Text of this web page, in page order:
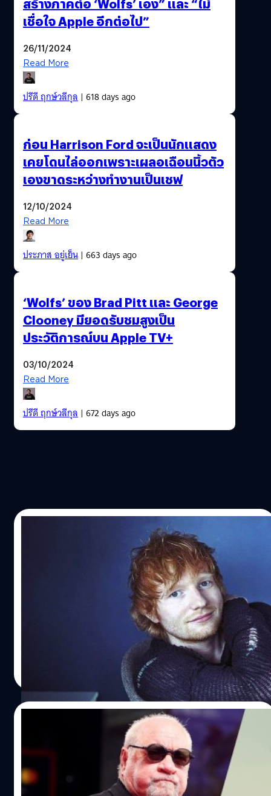
เชื่อใจ Apple อีกต่อไป”
26/11/2024
Read More
ปรีดี ฤกษ์วลีกุล| 618 days ago
ก่อน Harrison Ford จะเป็นนักแสดง
เคยโดนไล่ออกเพราะเผลอเฉือนนิ้วตัว
เองขาดระหว่างทำงานเป็นเชฟ
12/10/2024
Read More
ประภาส อยู่เย็น| 663 days ago
‘Wolfs’ ของ Brad Pitt และ George
Clooney มียอดรับชมสูงเป็น
ประวัติการณ์บน Apple TV+
03/10/2024
Read More
ปรีดี ฤกษ์วลีกุล| 672 days ago
Ed Sheeran คว้ารางวัล Emmy เป็นครั้งแรก
จากซีรีส์ ‘Ted Lasso’
เอ็ด ชีแรน นักร้องนักแต่งเพลงชาวอังกฤษเจ้าของรางวัลแกรม
มี ได้คว้ารางวัล Emmy เป็นครั้งแรก จากซีรีส์ 'Ted Lasso' ของ
| 942 days ago
มือเขียนบท ‘Taxi Driver’ มองต่าง ควรให้
Leonardo DiCaprio เล่นเป็น FBI ใน ‘Killers
of the Flower Moon’ จะดีกว่า
พอล ชเรเดอร์ (Paul Schrader) มือเขียนบท 'Taxi Driver' แนะ